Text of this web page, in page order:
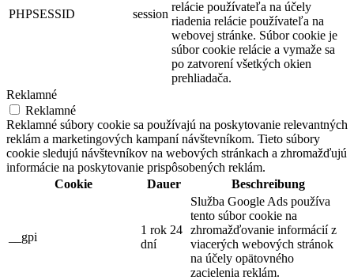
PHPSESSID session
relácie používateľa na účely
riadenia relácie používateľa na
webovej stránke. Súbor cookie je
súbor cookie relácie a vymaže sa
po zatvorení všetkých okien
prehliadača.
Reklamné
Reklamné
Reklamné súbory cookie sa používajú na poskytovanie relevantných
reklám a marketingových kampaní návštevníkom. Tieto súbory
cookie sledujú návštevníkov na webových stránkach a zhromažďujú
informácie na poskytovanie prispôsobených reklám.
Cookie
Dauer Beschreibung
__gpi
1 rok 24
dní
Služba Google Ads používa
tento súbor cookie na
zhromažďovanie informácií z
viacerých webových stránok
na účely opätovného
zacielenia reklám.